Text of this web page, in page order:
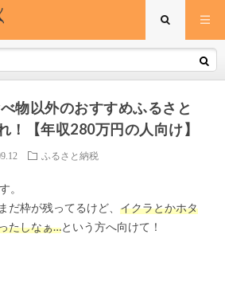
物以外のおすすめふるさと
！【年収280万円の人向け】
ふるさと納税
。
だ枠が残ってるけど、イクラとかホタ
たしなぁ…という方へ向けて！